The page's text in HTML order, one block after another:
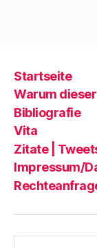
Startseite
Warum
Bibliografie
Vita
Zitate |
Impressum/